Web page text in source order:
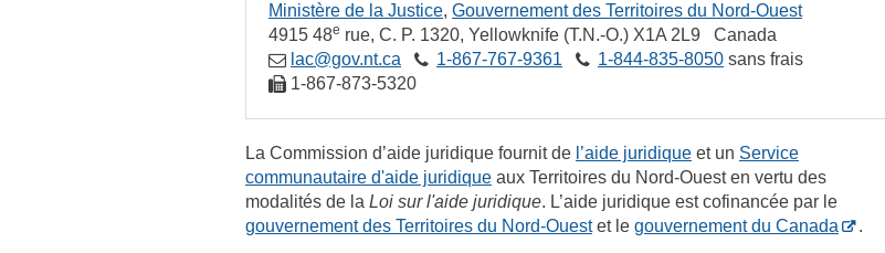
Ministère de la Justice Gouvernement des Territoires du Nord-Ouest
4915 48e rue C. P. 1320 Yellowknife (T.N.-O.) X1A 2L9
Canada
lac@gov.nt.ca
1‑867‑767‑9361 1‑844‑835‑8050 sans frais
1‑867‑873‑5320
La Commission d’aide juridique fournit de l’aide juridique et un Service
communautaire d'aide juridique aux Territoires du Nord-Ouest en vertu des
modalités de la Loi sur l'aide juridique. L’aide juridique est cofinancée par le
gouvernement des Territoires du Nord-Ouestet le gouvernement du Canada .